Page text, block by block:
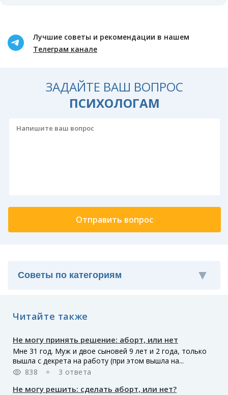
Лучшие советы и рекомендации в нашем
Телеграм канале
ЗАДАЙТЕ ВАШ ВОПРОС
ПСИХОЛОГАМ
Читайте также
Не могу принять решение: аборт, или нет
Мне 31 год. Муж и двое сыновей 9 лет и 2 года, только
вышла с декрета на работу (при этом вышла на...
838
3 ответа
Не могу решить: сделать аборт, или нет?